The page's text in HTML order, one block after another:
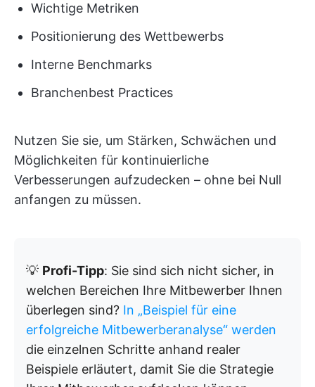
Wichtige Metriken
Positionierung des Wettbewerbs
Interne Benchmarks
Branchenbest Practices
Nutzen Sie sie, um Stärken, Schwächen und
Möglichkeiten für kontinuierliche
Verbesserungen aufzudecken – ohne bei Null
anfangen zu müssen.
💡 Profi-Tipp: Sie sind sich nicht sicher, in
welchen Bereichen Ihre Mitbewerber Ihnen
überlegen sind? In „Beispiel für eine
erfolgreiche Mitbewerberanalyse“ werden
die einzelnen Schritte anhand realer
Beispiele erläutert, damit Sie die Strategie